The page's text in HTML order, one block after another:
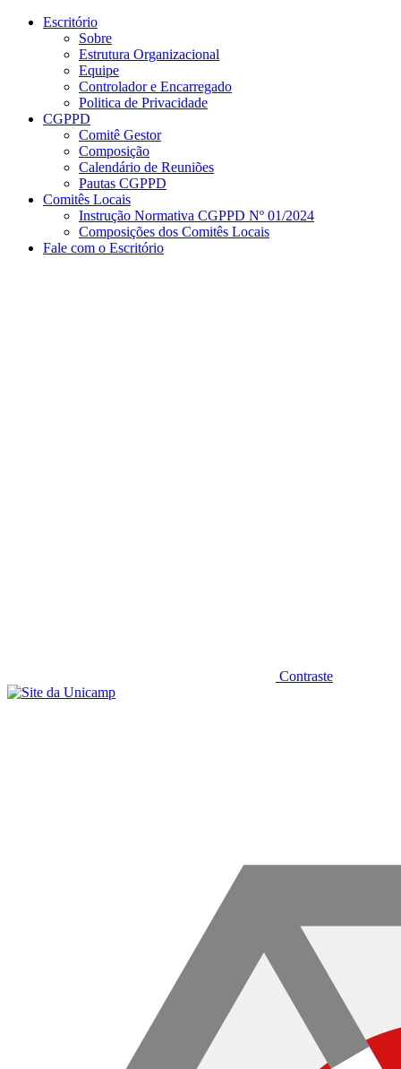
Conteúdo principal
Escritório
Sobre
Estrutura Organizacional
Equipe
Controlador e Encarregado
Politica de Privacidade
CGPPD
Comitê Gestor
Composição
Calendário de Reuniões
Pautas CGPPD
Comitês Locais
Instrução Normativa CGPPD Nº 01/2024
Composições dos Comitês Locais
Fale com o Escritório
Contraste